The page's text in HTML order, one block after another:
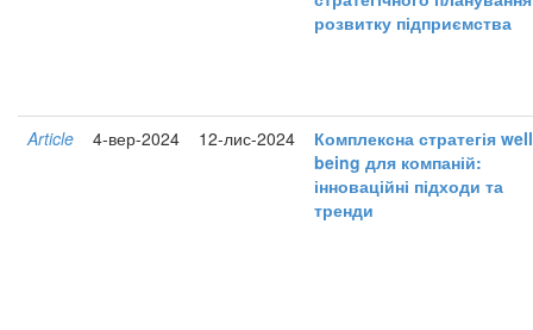
розвитку підприємства
Article 4-вер-2024 12-лис-2024
Комплексна стратегія
being для компаній:
інноваційні підходи та
тренди